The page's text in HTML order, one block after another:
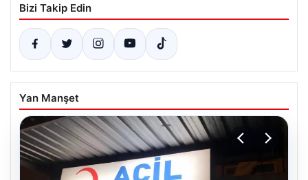
Bizi Takip Edin
Yan Manşet